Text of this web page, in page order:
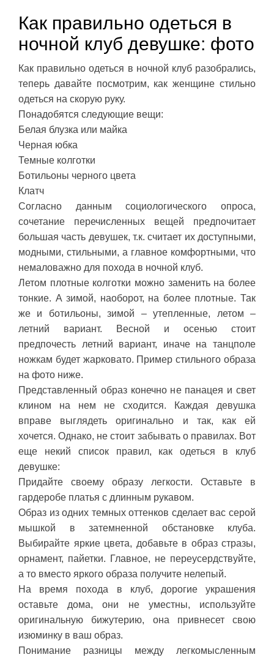
Как правильно одеться в
ночной клуб девушке: фото
Как правильно одеться в ночной клуб разобрались,
теперь давайте посмотрим, как женщине стильно
одеться на скорую руку.
Понадобятся следующие вещи:
Белая блузка или майка
Черная юбка
Темные колготки
Ботильоны черного цвета
Клатч
Согласно данным социологического опроса,
сочетание перечисленных вещей предпочитает
большая часть девушек, т.к. считает их доступными,
модными, стильными, а главное комфортными, что
немаловажно для похода в ночной клуб.
Летом плотные колготки можно заменить на более
тонкие. А зимой, наоборот, на более плотные. Так
же и ботильоны, зимой – утепленные, летом –
летний вариант. Весной и осенью стоит
предпочесть летний вариант, иначе на танцполе
ножкам будет жарковато. Пример стильного образа
на фото ниже.
Представленный образ конечно не панацея и свет
клином на нем не сходится. Каждая девушка
вправе выглядеть оригинально и так, как ей
хочется. Однако, не стоит забывать о правилах. Вот
еще некий список правил, как одеться в клуб
девушке:
Придайте своему образу легкости. Оставьте в
гардеробе платья с длинным рукавом.
Образ из одних темных оттенков сделает вас серой
мышкой в затемненной обстановке клуба.
Выбирайте яркие цвета, добавьте в образ стразы,
орнамент, пайетки. Главное, не переусердствуйте,
а то вместо яркого образа получите нелепый.
На время похода в клуб, дорогие украшения
оставьте дома, они не уместны, используйте
оригинальную бижутерию, она привнесет свою
изюминку в ваш образ.
Понимание разницы между легкомысленным